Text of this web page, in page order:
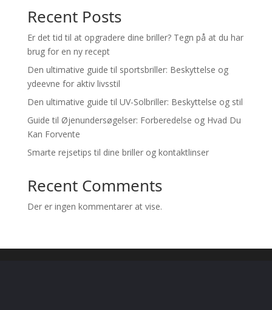
Recent Posts
Er det tid til at opgradere dine briller? Tegn på at du har
brug for en ny recept
Den ultimative guide til sportsbriller: Beskyttelse og
ydeevne for aktiv livsstil
Den ultimative guide til UV-Solbriller: Beskyttelse og stil
Guide til Øjenundersøgelser: Forberedelse og Hvad Du
Kan Forvente
Smarte rejsetips til dine briller og kontaktlinser
Recent Comments
Der er ingen kommentarer at vise.